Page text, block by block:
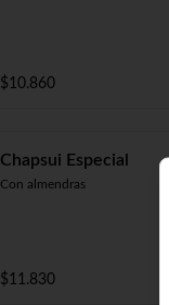
$10.860
Chapsui Especial
Con almendras
$11.830